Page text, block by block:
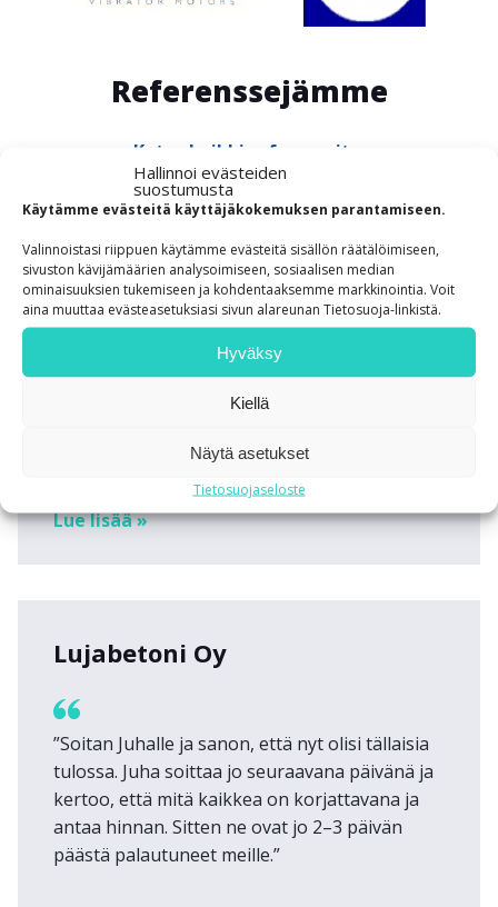
Hallinnoi evästeiden
suostumusta
Käytämme evästeitä käyttäjäkokemuksen parantamiseen.
Valinnoistasi riippuen käytämme evästeitä sisällön räätälöimiseen,
sivuston kävijämäärien analysoimiseen, sosiaalisen median
ominaisuuksien tukemiseen ja kohdentaaksemme markkinointia. Voit
aina muuttaa evästeasetuksiasi sivun alareunan Tietosuoja-linkistä.
Hyväksy
Kiellä
Näytä asetukset
Tietosuojaseloste
Referenssejämme
Katso kaikki referenssit »
Renta Oy
Heikkinen sanoo, että yhteistyö on toiminut
erittäin hyvin ja etenkin huolto on toiminut
niin kuin on sovittu: ”Toimituslupaus on
Lue lisää »
Lujabetoni Oy
”Soitan Juhalle ja sanon, että nyt olisi tällaisia
tulossa. Juha soittaa jo seuraavana päivänä ja
kertoo, että mitä kaikkea on korjattavana ja
antaa hinnan. Sitten ne ovat jo 2–3 päivän
päästä palautuneet meille.”